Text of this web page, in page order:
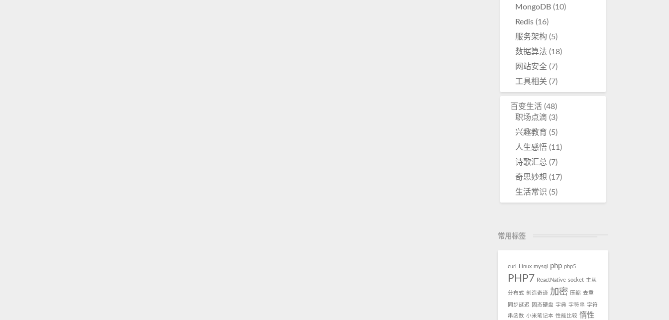
MongoDB(10)
Redis(16)
服务架构 (5)
数据算法 (18)
网站安全(7)
工具相关 (7)
百变生活(48)
职场点滴 (3)
兴趣教育 (5)
人生感悟(11)
诗歌汇总 (7)
奇思妙想 (17)
生活常识 (5)
常用标签
curl Linux mysql php php5
PHP7 ReactNative socket 主从
分布式 创造奇迹 加密 压缩 去重
同步延迟 固态硬盘 字典 字符串 字符
串函数 小米笔记本 性能比较 惰性